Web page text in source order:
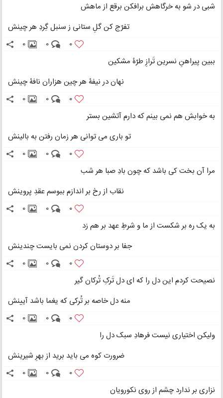
شبی در شو به خرگاهش برافکن برقع از ماهش
تفرّج کن گلِ ستانی ز سنبل گِردِ هر چینش
0
0
0
ببین پیراهنِ نسرین تَرازِ طرّۀ مشکین
نهان در نیفۀ هر چین هزاران نافۀ چینش
0
0
0
به خوابش هم نمی بینم که دارم آتشین بستر
تو باری می توانی هر زمان رفتن به بالینش
0
0
0
مرا آن بخت کی باشد که چون بادِ صبا هر شب
نقاب از رخ بر اندازم ببوسم عقدِ پروینش
0
0
0
به یک ره بر شکست از ما و شرطِ عهد بر هم زد
جفا بر دوستان کردن نمی بایست چندینش
0
0
0
نصیحت کردم این دل را که ای دل تَرکِ تُرکان گیر
منه دل خاصه بر تُرکی که یغما باشد آیینش
0
0
0
ولیکن اختیاری نیست فرهادِ سبک دل را
ضرورت کوه می باید برید از بهرِ شیرینش
0
0
0
نزاری بر ندارد چشم از روی نکورویان